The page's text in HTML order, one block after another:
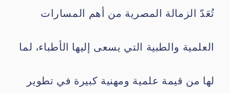
تُعَدّ الزمالة المصرية من أهم المسارات
العلمية والطبية التي يسعى إليها الأطباء، لما
لها من قيمة علمية ومهنية كبيرة في تطوير